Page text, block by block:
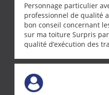
Personnage particulier
professionnel de qualité
bon conseil concernant
sur ma toiture Surpris
qualité d’exécution des